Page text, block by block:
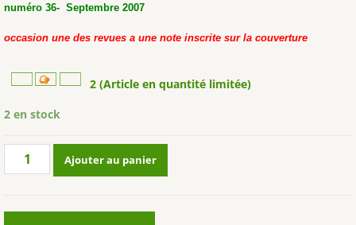
numéro 36- Septembre 2007
occasion une des revues a une note inscrite sur la couverture
2 (Article en quantité limitée)
2 en stock
quantité
Ajouter au panier